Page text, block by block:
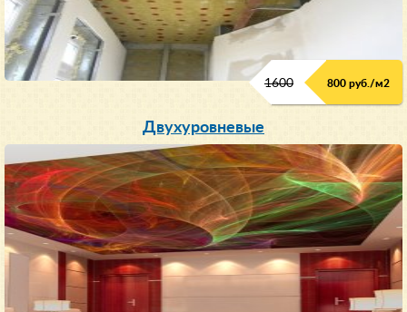
1600 800 руб./м2
Двухуровневые